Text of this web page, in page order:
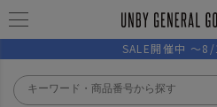
SALE開催中 ～